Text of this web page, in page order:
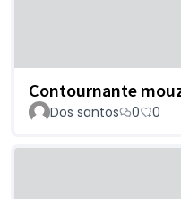
Contournante
Dos santos 0 0